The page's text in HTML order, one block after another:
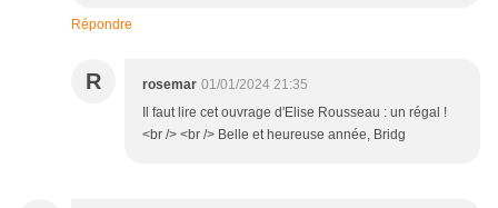
Répondre
R rosemar 01/01/2024 21:35
Il faut lire cet ouvrage d'Elise Rousseau : un régal !
<br /> <br /> Belle et heureuse année, Bridg